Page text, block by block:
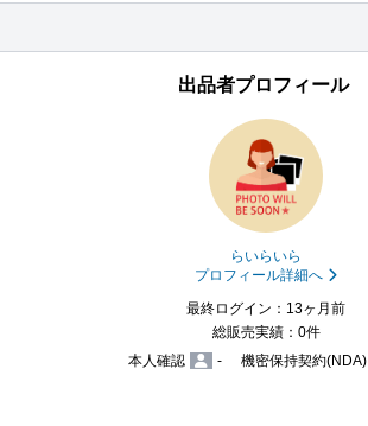
出品者プロフィール
らいらいら
プロフィール詳細へ
最終ログイン：13ヶ月前
総販売実績：0件
本人確認
- 機密保持契約(NDA)